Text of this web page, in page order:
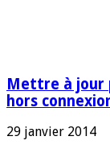
Mettre à jour
hors
29 janvier 2014